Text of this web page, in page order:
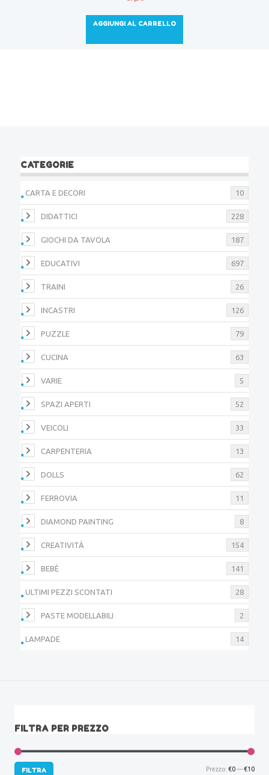
AGGIUNGI AL CARRELLO
CATEGORIE
CARTA E DECORI 10
DIDATTICI 228
GIOCHI DA TAVOLA 187
EDUCATIVI 697
TRAINI 26
INCASTRI 126
PUZZLE 79
CUCINA 63
VARIE 5
SPAZI APERTI 52
VEICOLI 33
CARPENTERIA 13
DOLLS 62
FERROVIA 11
DIAMOND PAINTING 8
CREATIVITÀ 154
BEBÈ 141
ULTIMI PEZZI SCONTATI 28
PASTE MODELLABILI 2
LAMPADE 14
FILTRA PER PREZZO
FILTRA Prezzo: €0—€10